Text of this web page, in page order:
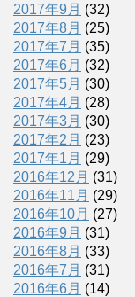
2017年9月 (32)
2017年8月 (25)
2017年7月 (35)
2017年6月 (32)
2017年5月 (30)
2017年4月 (28)
2017年3月 (30)
2017年2月 (23)
2017年1月 (29)
2016年12月 (31)
2016年11月 (29)
2016年10月 (27)
2016年9月 (31)
2016年8月 (33)
2016年7月 (31)
2016年6月 (14)